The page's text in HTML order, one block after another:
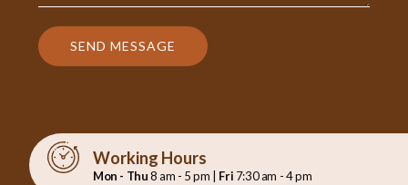
SEND MESSAGE
Working Hours
Mon - Thu8 am - 5 pm | Fri 7:30 am - 4 pm